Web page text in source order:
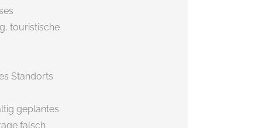
touristische
Standorts
geplantes
falsch